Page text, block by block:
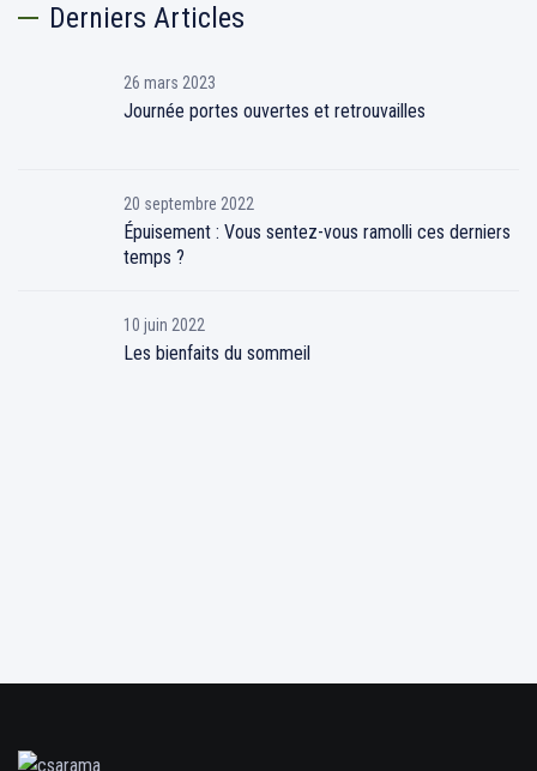
Derniers Articles
26 mars 2023
Journée portes ouvertes et retrouvailles
20 septembre 2022
Épuisement : Vous sentez-vous ramolli ces derniers
temps ?
10 juin 2022
Les bienfaits du sommeil